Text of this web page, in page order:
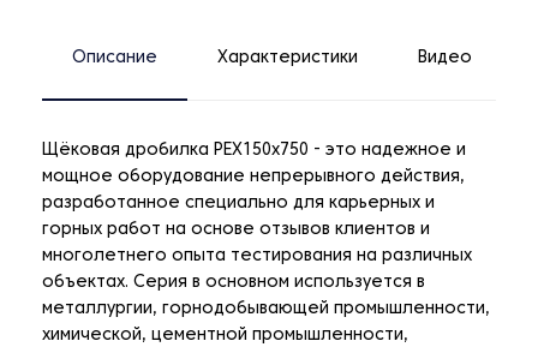
Описание Характеристики Видео
Щёковая дробилка PEX150x750 - это надежное и
мощное оборудование непрерывного действия,
разработанное специально для карьерных и
горных работ на основе отзывов клиентов и
многолетнего опыта тестирования на различных
объектах. Серия в основном используется в
металлургии, горнодобывающей промышленности,
химической, цементной промышленности,